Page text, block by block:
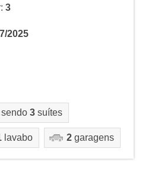
3
2025
sendo 3suítes
lavabo 2garagens